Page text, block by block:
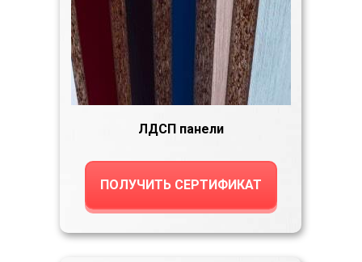
ЛДСП панели
ПОЛУЧИТЬ СЕРТИФИКАТ